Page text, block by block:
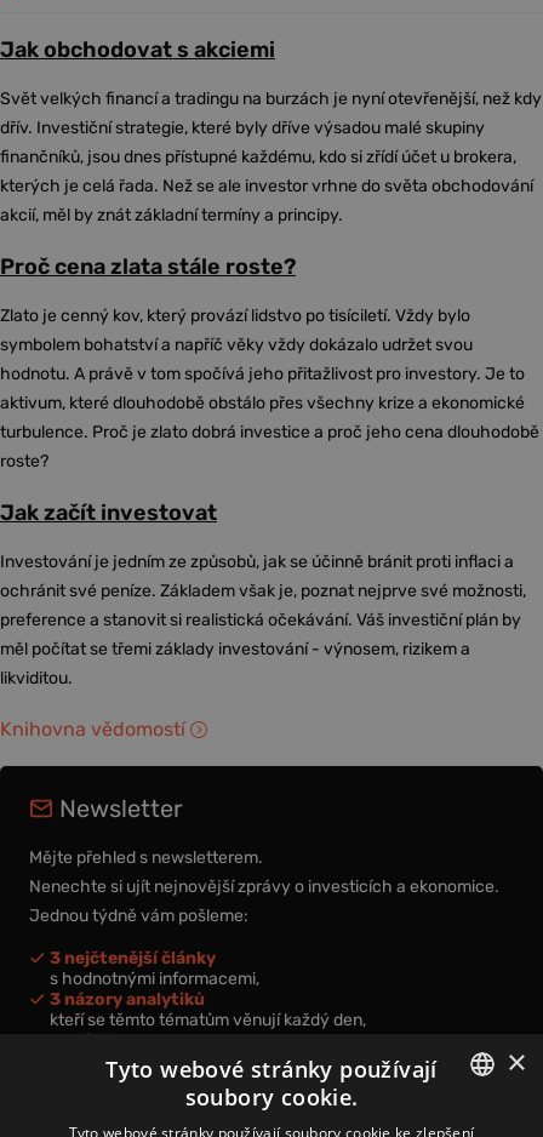
Jak obchodovat s akciemi
Svět velkých financí a tradingu na burzách je nyní otevřenější, než kdy
dřív. Investiční strategie, které byly dříve výsadou malé skupiny
finančníků, jsou dnes přístupné každému, kdo si zřídí účet u brokera,
kterých je celá řada. Než se ale investor vrhne do světa obchodování
akcií, měl by znát základní termíny a principy.
Proč cena zlata stále roste?
Zlato je cenný kov, který provází lidstvo po tisíciletí. Vždy bylo
symbolem bohatství a napříč věky vždy dokázalo udržet svou
hodnotu. A právě v tom spočívá jeho přitažlivost pro investory. Je to
aktivum, které dlouhodobě obstálo přes všechny krize a ekonomické
turbulence. Proč je zlato dobrá investice a proč jeho cena dlouhodobě
roste?
Jak začít investovat
Investování je jedním ze způsobů, jak se účinně bránit proti inflaci a
ochránit své peníze. Základem však je, poznat nejprve své možnosti,
preference a stanovit si realistická očekávání. Váš investiční plán by
měl počítat se třemi základy investování - výnosem, rizikem a
likviditou.
Knihovna vědomostí
Newsletter
Mějte přehled s newsletterem.
Nenechte si ujít nejnovější zprávy o investicích a ekonomice.
Jednou týdně vám pošleme:
3 nejčtenější články
s hodnotnými informacemi,
3 názory analytiků
kteří se těmto tématům věnují každý den,
nová videa a podcasty
k prohloubení vašich znalostí.
CZECH
×
Tyto webové stránky používají
soubory cookie.
Tyto webové stránky používají soubory cookie ke zlepšení